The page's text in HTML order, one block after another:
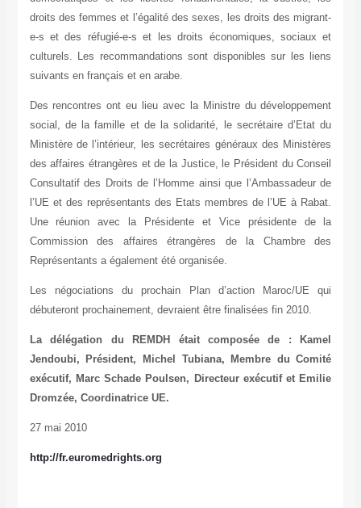
droits des femmes et l’égalité des sexes, les droits des migrant-
e-s et des réfugié-e-s et les droits économiques, sociaux et
culturels. Les recommandations sont disponibles sur les liens
suivants en français et en arabe.
Des rencontres ont eu lieu avec la Ministre du développement
social, de la famille et de la solidarité, le secrétaire d’Etat du
Ministère de l’intérieur, les secrétaires généraux des Ministères
des affaires étrangères et de la Justice, le Président du Conseil
Consultatif des Droits de l’Homme ainsi que l’Ambassadeur de
l’UE et des représentants des Etats membres de l’UE à Rabat.
Une réunion avec la Présidente et Vice présidente de la
Commission des affaires étrangères de la Chambre des
Représentants a également été organisée.
Les négociations du prochain Plan d’action Maroc/UE qui
débuteront prochainement, devraient être finalisées fin 2010.
La délégation du REMDH était composée de : Kamel
Jendoubi, Président, Michel Tubiana, Membre du Comité
exécutif, Marc Schade Poulsen, Directeur exécutif et Emilie
Dromzée, Coordinatrice UE.
27 mai 2010
http://fr.euromedrights.org